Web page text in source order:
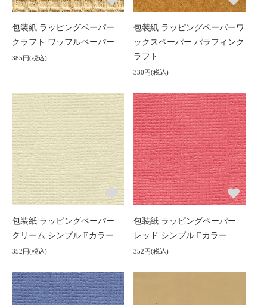
包装紙 ラッピングペーパー
クラフト ワッフルペーパー
385円(税込)
包装紙 ラッピングペーパーワ
ックスペーパー パラフィンク
ラフト
330円(税込)
包装紙 ラッピングペーパー
クリーム シンプル Eカラー
352円(税込)
包装紙 ラッピングペーパー
レッド シンプル Eカラー
352円(税込)